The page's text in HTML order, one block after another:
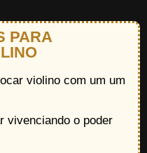
PARA
violino com um um
vivenciando o poder